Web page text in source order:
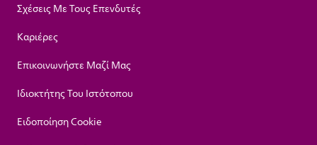
Σχέσεις Με Τους Επενδυτές
Καριέρες
Επικοινωνήστε Μαζί Μας
Ιδιοκτήτης Του Ιστότοπου
Ειδοποίηση Cookie